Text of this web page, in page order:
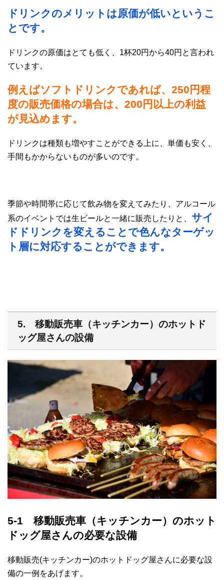
ドリンクのメリットは原価が低いというこ
とです。
ドリンクの原価はとても低く、1杯20円から40円と言われ
ています。
例えばソフトドリンクであれば、250円程
度の販売価格の場合は、200円以上の利益
が見込めます。
ドリンクは種類も増やすことができる上に、単価も安く、
手間もかからないものが多いのです。
季節や時間帯に応じて飲み物を変えてみたり、アルコール
系のイベントでは生ビールと一緒に販売したりと、 サイ
ドドリンクを変えることで色んなターゲッ
ト層に対応することができます。
5. 移動販売車（キッチンカー）のホットド
ッグ屋さんの設備
5-1 移動販売車（キッチンカー）のホット
ドッグ屋さんの必要な設備
移動販売(キッチンカー)のホットドッグ屋さんに必要な設
備の一例をあげます。